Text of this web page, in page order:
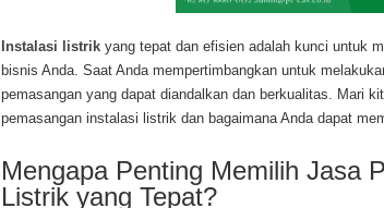
Instalasi listrik yang tepat dan efisien adalah kunci untuk
bisnis Anda. Saat Anda mempertimbangkan untuk
pemasangan yang dapat diandalkan dan berkualitas. Mari
pemasangan instalasi listrik dan bagaimana Anda dapat
Mengapa Penting Memilih Jasa
Listrik yang Tepat?